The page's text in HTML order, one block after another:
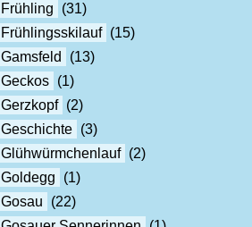
Frühling
(31)
Frühlingsskilauf (15)
Gamsfeld
(13)
Geckos (1)
Gerzkopf (2)
Geschichte (3)
Glühwürmchenlauf (2)
Goldegg
(1)
Gosau
(22)